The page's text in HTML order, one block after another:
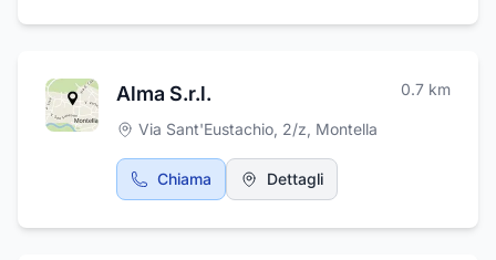
Alma S.r.l. 0.7 km
Via Sant'Eustachio, 2/z, Montella
Chiama Dettagli